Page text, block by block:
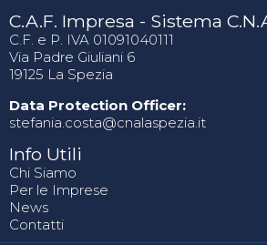
C.A.F. Impresa - Sistema
C.F. e P. IVA 01091040111
Via Padre Giuliani 6
19125 La Spezia
Data Protection Officer:
stefania.costa@cnalaspezia.it
Info Utili
Chi Siamo
Per le Imprese
News
Contatti